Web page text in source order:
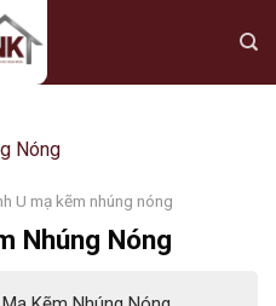
U mạ kẽm nhúng nóng
Nhúng Nóng